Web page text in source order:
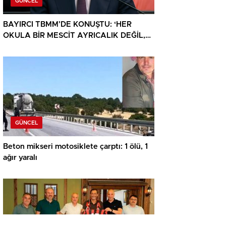
BAYIRCI TBMM’DE KONUŞTU: ‘HER
OKULA BİR MESCİT AYRICALIK DEĞİL,
GÜNCEL
Beton mikseri motosiklete çarptı: 1 ölü, 1
ağır yaralı